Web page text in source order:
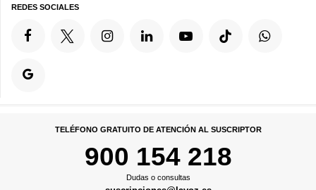
REDES SOCIALES
TELÉFONO GRATUITO DE ATENCIÓN AL SUSCRIPTOR
900 154 218
Dudas o consultas